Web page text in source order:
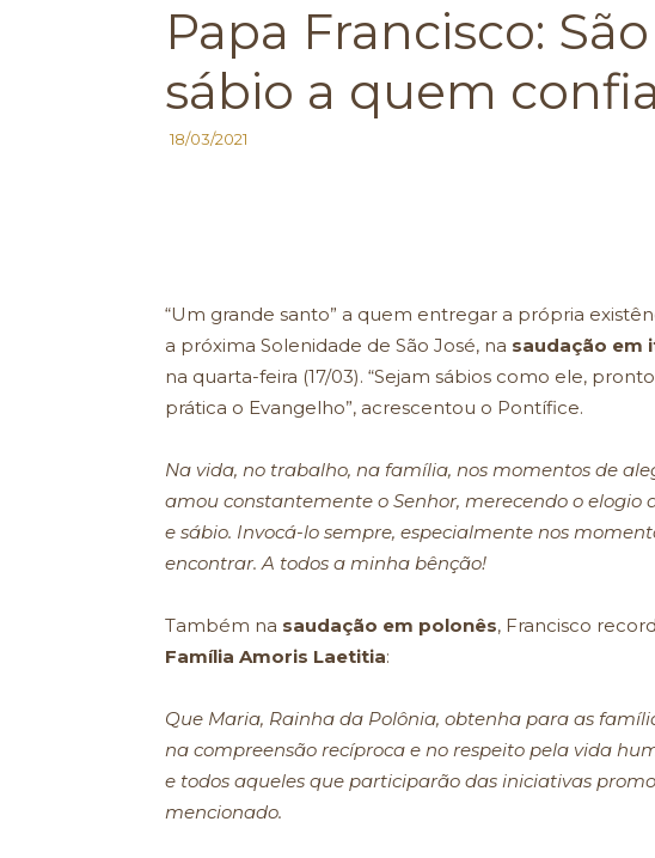
Papa Francisco:
sábio a quem
18/03/2021
“Um grande santo” a quem entregar a própria
a próxima Solenidade de São José, na saudação em
na quarta-feira (17/03). “Sejam sábios como ele,
prática o Evangelho”, acrescentou o Pontífice.
Na vida, no trabalho, na família, nos momentos de
amou constantemente o Senhor, merecendo o elogio
e sábio. Invocá-lo sempre, especialmente nos
encontrar. A todos a minha bênção!
Também na saudação em polonês, Francisco
Família Amoris Laetitia:
Que Maria, Rainha da Polônia, obtenha para as
na compreensão recíproca e no respeito pela vida
e todos aqueles que participarão das iniciativas
mencionado.